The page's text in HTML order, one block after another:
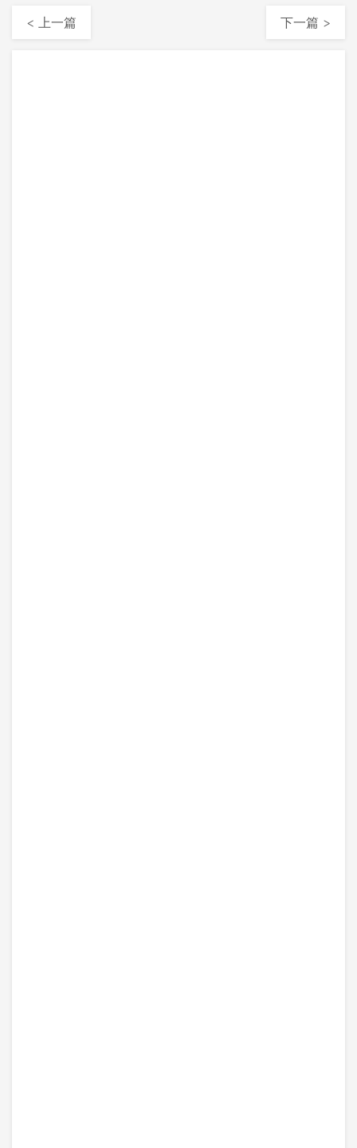
< 上一篇 下一篇 >